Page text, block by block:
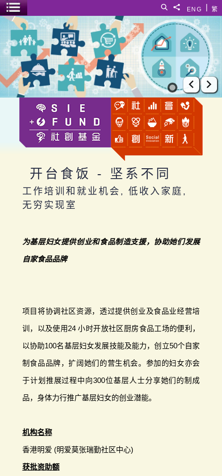
繁
ENG
分享給
搜寻
菜单开关
开台食饭 - 坚系不同
上一张
下
开台食饭 - 坚系不同
工作培训和就业机会, 低收入家庭,
无穷实现室
为基层妇女提供创业和食品制造支援，协助她们发展
自家食品品牌
项目将协调社区资源，透过提供创业及食品业经营培
训，以及使用24 小时开放社区厨房食品工场的便利，
以协助100名基层妇女发展技能及能力，创立50个自家
制食品品牌，扩阔她们的营生机会。参加的妇女亦会
于计划推展过程中向300位基层人士分享她们的制成
品，身体力行推广基层妇女的创业潜能。
机构名称
香港明爱 (明爱莫张瑞勤社区中心)
获批资助额